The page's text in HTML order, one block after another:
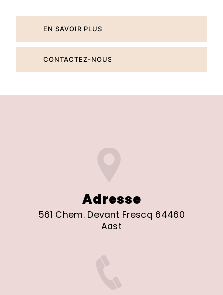
EN SAVOIR PLUS
CONTACTEZ-NOUS
Adresse
561 Chem. Devant Frescq 64460
Aast